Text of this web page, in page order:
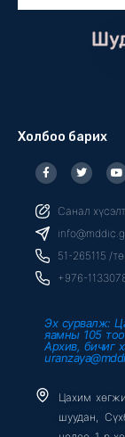
Холбоо барих
F
a
c
b
o
o
k
f
T
w
i
t
e
r
Y
o
u
u
b
e
Санал
51-265115 /
+976-
Эх сурвалж:
яамны 105
Архив, бичиг
Цахим
шуудан,